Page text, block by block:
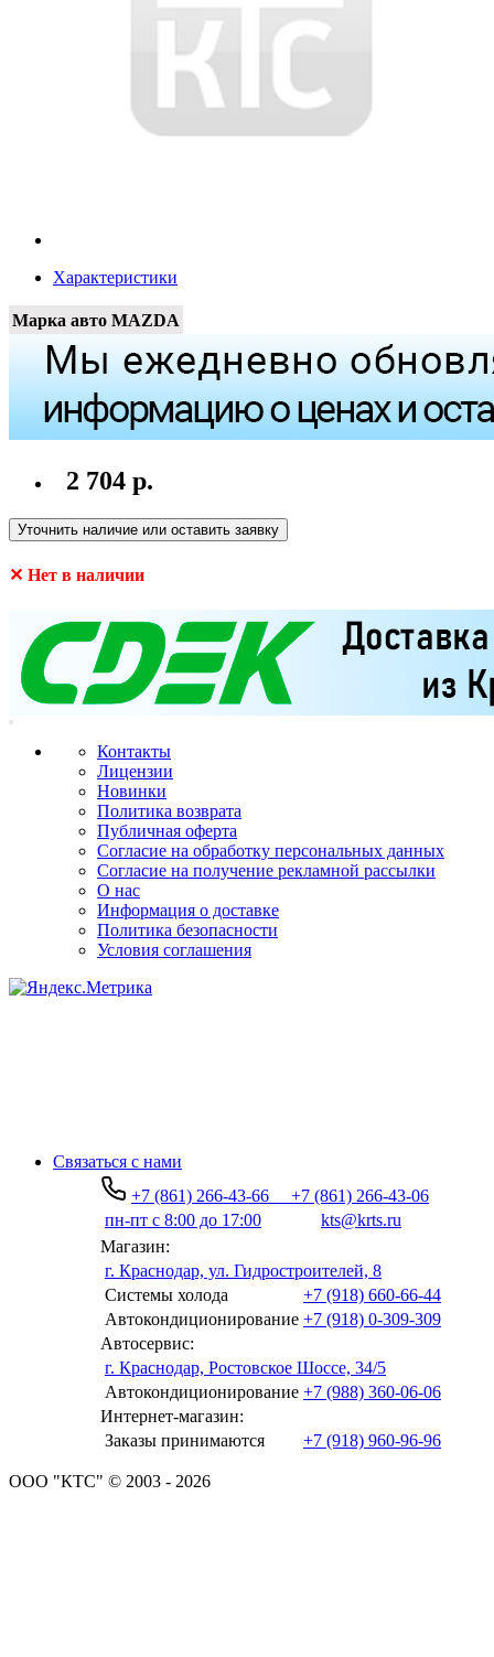
Характеристики
Марка авто MAZDA
2 704 р.
Уточнить наличие или оставить заявку
✕ Нет в наличии
Контакты
Лицензии
Новинки
Политика возврата
Публичная оферта
Согласие на обработку персональных данных
Согласие на получение рекламной рассылки
О нас
Информация о доставке
Политика безопасности
Условия соглашения
Связаться с нами
+7 (861) 266-43-66
+7 (861) 266-43-06
пн-пт с 8:00 до 17:00
kts@krts.ru
Магазин:
г. Краснодар, ул. Гидростроителей, 8
Системы холода
+7 (918) 660-66-44
Автокондиционирование +7 (918) 0-309-309
Автосервис:
г. Краснодар, Ростовское Шоссе, 34/5
Автокондиционирование +7 (988) 360-06-06
Интернет-магазин:
Заказы принимаются
+7 (918) 960-96-96
ООО "КТС" © 2003 - 2026